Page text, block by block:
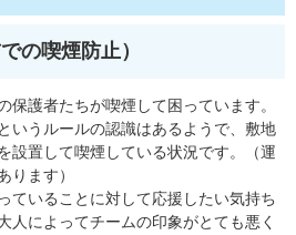
の喫煙防止）
護者たちが喫煙して困っています。
いうルールの認識はあるようで、敷地
設置して喫煙している状況です。（運
ります）
ていることに対して応援したい気持ち
人によってチームの印象がとても悪く